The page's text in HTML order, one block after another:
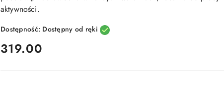
aktywności.
Dostępność: Dostępny od ręki
cena:
319.00